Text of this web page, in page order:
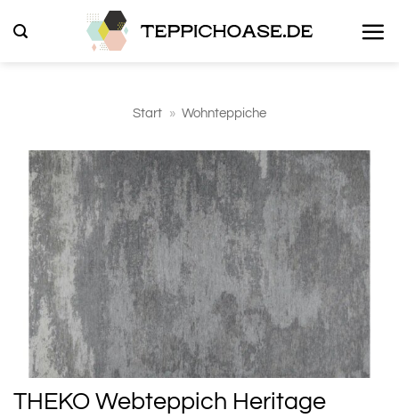
Inhalt
Start » Wohnteppiche
THEKO Webteppich Heritage